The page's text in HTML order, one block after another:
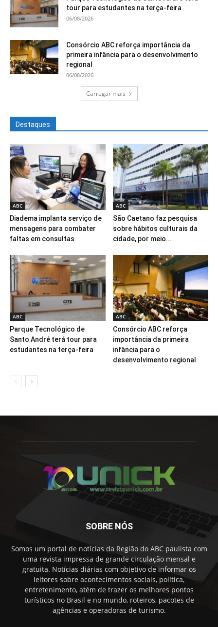
tour para estudantes na terça-feira
06/08/2026
Consórcio ABC reforça importância da
primeira infância para o desenvolvimento
regional
06/08/2026
Carregar mais
Destaques
ABC
Diadema implanta serviço de
mensagens para combater
faltas em consultas
ABC
São Caetano faz pesquisa
sobre hábitos culturais da
cidade, por meio...
ABC
Parque Tecnológico de
Santo André terá tour para
estudantes na terça-feira
ABC
Consórcio ABC reforça
importância da primeira
infância para o
desenvolvimento regional
SOBRE NÓS
Somos um portal de notícias da Região do ABC paulista com
uma revista impressa de grande circulação mensal e
gratuita. Notícias diárias com objetivo de informar os
leitores sobre acontecimentos sociais, política,
entretenimento, atém de trazer os melhores pontos
turísticos no Brasil e no mundo, roteiros, pacotes de
agências e operadoras de turismo.